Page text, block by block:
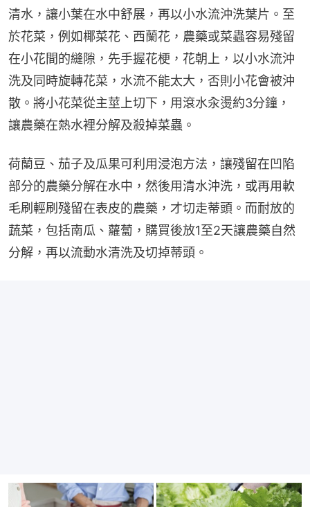
清水，讓小葉在水中舒展，再以小水流沖洗葉片。至
於花菜，例如椰菜花、西蘭花，農藥或菜蟲容易殘留
在小花間的縫隙，先手握花梗，花朝上，以小水流沖
洗及同時旋轉花菜，水流不能太大，否則小花會被沖
散。將小花菜從主莖上切下，用滾水汆燙約3分鐘，
讓農藥在熱水裡分解及殺掉菜蟲。
荷蘭豆、茄子及瓜果可利用浸泡方法，讓殘留在凹陷
部分的農藥分解在水中，然後用清水沖洗，或再用軟
毛刷輕刷殘留在表皮的農藥，才切走蒂頭。而耐放的
蔬菜，包括南瓜、蘿蔔，購買後放1至2天讓農藥自然
分解，再以流動水清洗及切掉蒂頭。